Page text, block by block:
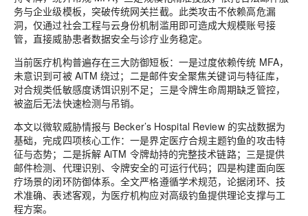
务与企业级模板，突破传统网关拦截。此类攻击不依赖高危漏
洞，仅通过社会工程与云身份机制滥用即可造成大规模账号接
管，直接威胁患者数据安全与诊疗业务稳定。
当前医疗机构普遍存在三大防御短板：一是过度依赖传统 MFA，
未意识到可被 AiTM 绕过；二是邮件安全聚焦关键词与特征库，
对合规类低敏感度诱饵识别不足；三是令牌生命周期缺乏管控，
被盗后无法快速检测与吊销。
本文以微软威胁情报与 Becker’s Hospital Review 的实战数据为
基础，完成四项核心工作：一是界定医疗合规主题钓鱼的攻击特
征与态势；二是拆解 AiTM 令牌劫持的完整技术链路；三是提供
邮件检测、代理识别、令牌安全的可运行代码；四是构建面向医
疗场景的闭环防御体系。全文严格遵循学术规范，论据闭环、技
术准确、表述客观，为医疗机构应对高级钓鱼提供理论支撑与工
程方案。